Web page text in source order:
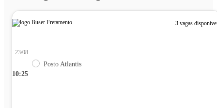
3 vagas
10:25
23/08
Posto Atlantis